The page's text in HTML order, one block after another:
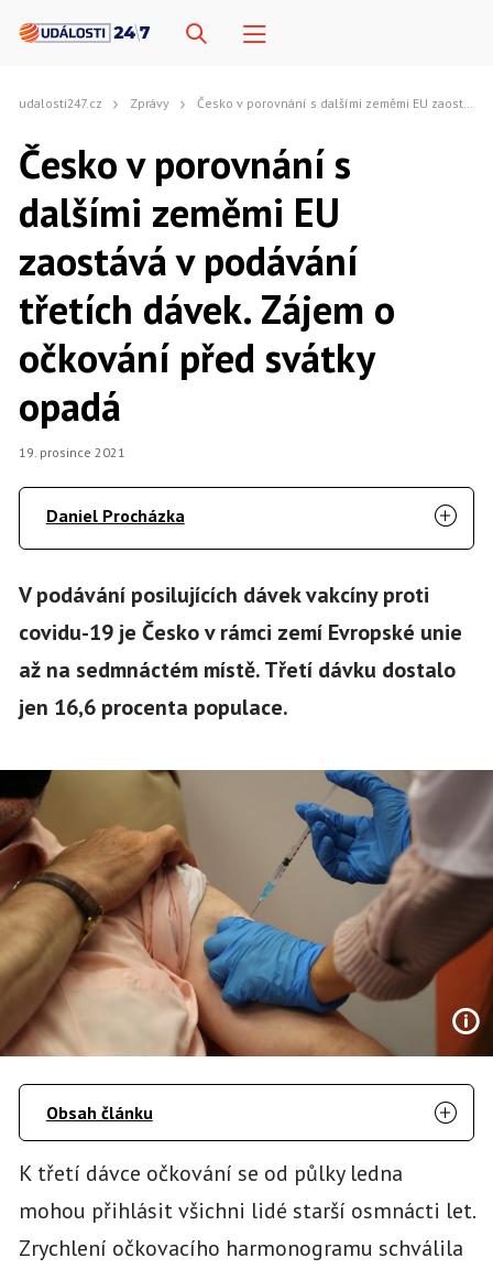
udalosti247.cz Zprávy Česko v porovnání s dalšími zeměmi EU zaostává v podávání třetích dávek. Zájem o očkování před svátky opadá
Česko v porovnání s
dalšími zeměmi EU
zaostává v podávání
třetích dávek. Zájem o
očkování před svátky
opadá
19. prosince 2021
Daniel Procházka
V podávání posilujících dávek vakcíny proti
covidu-19 je Česko v rámci zemí Evropské unie
až na sedmnáctém místě. Třetí dávku dostalo
jen 16,6 procenta populace.
Obsah článku
K třetí dávce očkování se od půlky ledna
mohou přihlásit všichni lidé starší osmnácti let.
Zrychlení očkovacího harmonogramu schválila